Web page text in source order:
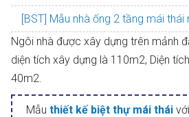
[BST] Mẫu nhà ống 2 tầng mái thái
Ngôi nhà được xây dựng trên mảnh
diện tích xây dựng là 110m2, Diện
40m2.
Mẫu thiết kế biệt thự mái thái